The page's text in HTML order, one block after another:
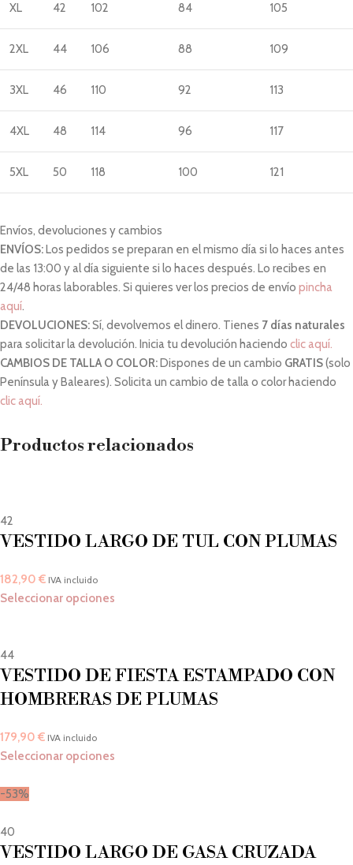
XL 42 102 84 105
2XL 44 106 88 109
3XL 46 110 92 113
4XL 48 114 96 117
5XL 50 118 100 121
Envíos, devoluciones y cambios
ENVÍOS: Los pedidos se preparan en el mismo día si lo haces antes
de las 13:00 y al día siguiente si lo haces después. Lo recibes en
24/48 horas laborables. Si quieres ver los precios de envío pincha
aquí.
DEVOLUCIONES:Sí, devolvemos el dinero. Tienes 7 días naturales
para solicitar la devolución. Inicia tu devolución haciendo clic aquí.
CAMBIOS DE TALLA O COLOR: Dispones de un cambio GRATIS(solo
Península y Baleares). Solicita un cambio de talla o color haciendo
clic aquí.
Productos relacionados
42
VESTIDO LARGO DE TUL CON PLUMAS
182,90 € IVA incluido
Seleccionar opciones
44
VESTIDO DE FIESTA ESTAMPADO CON
HOMBRERAS DE PLUMAS
179,90 € IVA incluido
Seleccionar opciones
-53%
40
VESTIDO LARGO DE GASA CRUZADA